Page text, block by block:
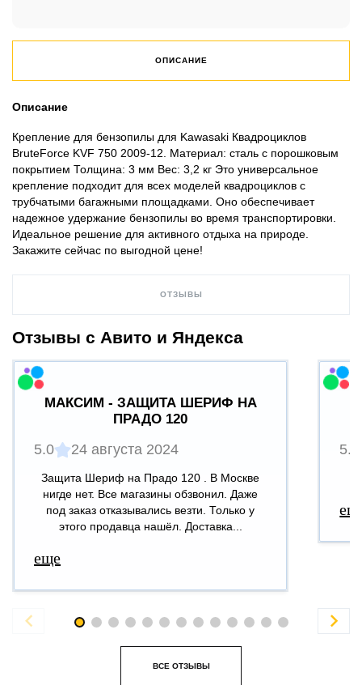
ОПИСАНИЕ
Описание
Крепление для бензопилы для Kawasaki Квадроциклов
BruteForce KVF 750 2009-12. Материал: сталь с порошковым
покрытием Толщина: 3 мм Вес: 3,2 кг Это универсальное
крепление подходит для всех моделей квадроциклов с
трубчатыми багажными площадками. Оно обеспечивает
надежное удержание бензопилы во время транспортировки.
Идеальное решение для активного отдыха на природе.
Закажите сейчас по выгодной цене!
ОТЗЫВЫ
Отзывы с Авито и Яндекса
МАКСИМ - ЗАЩИТА ШЕРИФ НА
ПРАДО 120
5.0 24 августа 2024
Защита Шериф на Прадо 120 . В Москве
нигде нет. Все магазины обзвонил. Даже
под заказ отказывались везти. Только у
этого продавца нашёл. Доставка...
еще
5.0
 
ВСЕ ОТЗЫВЫ